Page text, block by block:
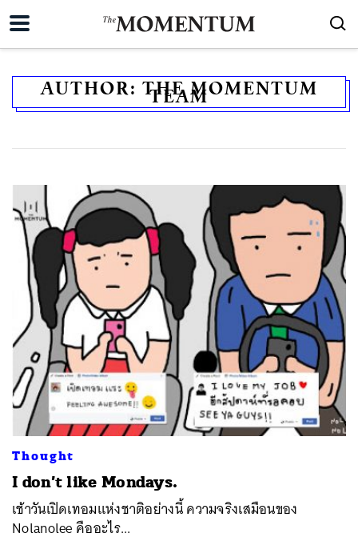
AUTHOR: THE MOMENTUM
TEAM
Thought
I don’t like Mondays.
​เช้าวันเปิดเทอมแห่งชาติอย่างนี้ ความจริงเสมือนของ
Nolanolee คืออะไร...